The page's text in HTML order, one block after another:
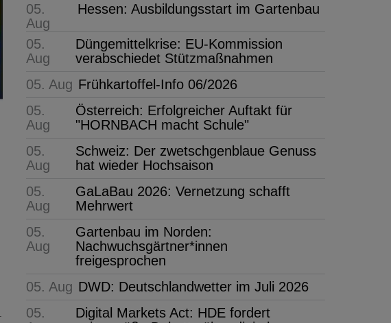
05.
Aug
Hessen: Ausbildungsstart im Gartenbau
05.
Aug
Düngemittelkrise: EU-Kommission
verabschiedet Stützmaßnahmen
05. Aug Frühkartoffel-Info 06/2026
05.
Aug
Österreich: Erfolgreicher Auftakt für
"HORNBACH macht Schule"
05.
Aug
Schweiz: Der zwetschgenblaue Genuss
hat wieder Hochsaison
05.
Aug
GaLaBau 2026: Vernetzung schafft
Mehrwert
05.
Aug
Gartenbau im Norden:
Nachwuchsgärtner*innen
freigesprochen
05. Aug DWD: Deutschlandwetter im Juli 2026
05.
Digital Markets Act: HDE fordert